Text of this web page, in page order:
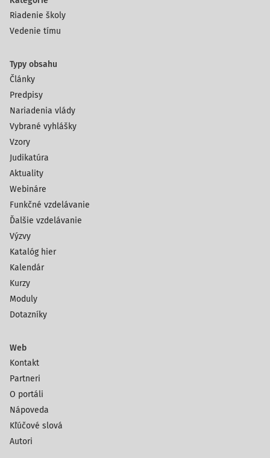
Riadenie školy
Vedenie tímu
Typy obsahu
Články
Predpisy
Nariadenia vlády
Vybrané vyhlášky
Vzory
Judikatúra
Aktuality
Webináre
Funkčné vzdelávanie
Ďalšie vzdelávanie
Výzvy
Katalóg hier
Kalendár
Kurzy
Moduly
Dotazníky
Web
Kontakt
Partneri
O portáli
Nápoveda
Kľúčové slová
Autori